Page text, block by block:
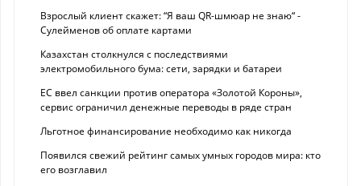
Взрослый клиент скажет: “Я ваш QR-шмюар не знаю“ -
Сулейменов об оплате картами
Казахстан столкнулся с последствиями
электромобильного бума: сети, зарядки и батареи
ЕС ввел санкции против оператора «Золотой Короны»,
сервис ограничил денежные переводы в ряде стран
Льготное финансирование необходимо как никогда
Появился свежий рейтинг самых умных городов мира: кто
его возглавил